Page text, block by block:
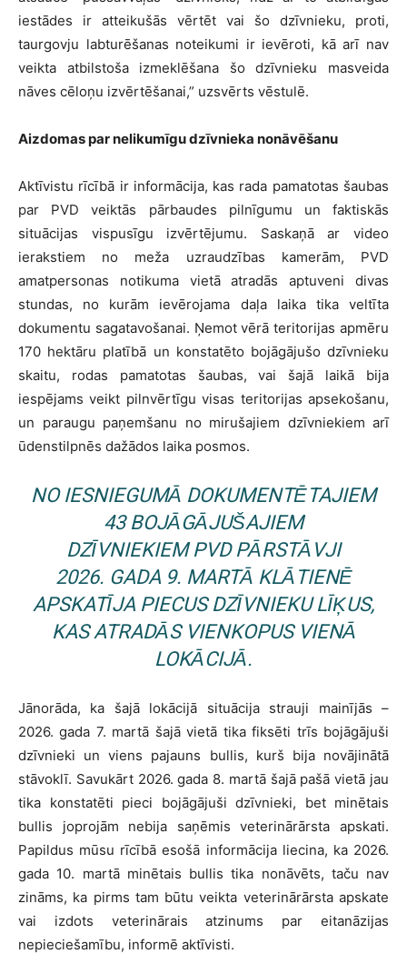
iestādes ir atteikušās vērtēt vai šo dzīvnieku, proti,
taurgovju labturēšanas noteikumi ir ievēroti, kā arī nav
veikta atbilstoša izmeklēšana šo dzīvnieku masveida
nāves cēloņu izvērtēšanai,” uzsvērts vēstulē.
Aizdomas par nelikumīgu dzīvnieka nonāvēšanu
Aktīvistu rīcībā ir informācija, kas rada pamatotas šaubas
par PVD veiktās pārbaudes pilnīgumu un faktiskās
situācijas vispusīgu izvērtējumu. Saskaņā ar video
ierakstiem no meža uzraudzības kamerām, PVD
amatpersonas notikuma vietā atradās aptuveni divas
stundas, no kurām ievērojama daļa laika tika veltīta
dokumentu sagatavošanai. Ņemot vērā teritorijas apmēru
170 hektāru platībā un konstatēto bojāgājušo dzīvnieku
skaitu, rodas pamatotas šaubas, vai šajā laikā bija
iespējams veikt pilnvērtīgu visas teritorijas apsekošanu,
un paraugu paņemšanu no mirušajiem dzīvniekiem arī
ūdenstilpnēs dažādos laika posmos.
NO IESNIEGUMĀ DOKUMENTĒTAJIEM
43 BOJĀGĀJUŠAJIEM
DZĪVNIEKIEM PVD PĀRSTĀVJI
2026. GADA 9. MARTĀ KLĀTIENĒ
APSKATĪJA PIECUS DZĪVNIEKU LĪĶUS,
KAS ATRADĀS VIENKOPUS VIENĀ
LOKĀCIJĀ.
Jānorāda, ka šajā lokācijā situācija strauji mainījās –
2026. gada 7. martā šajā vietā tika fiksēti trīs bojāgājuši
dzīvnieki un viens pajauns bullis, kurš bija novājinātā
stāvoklī. Savukārt 2026. gada 8. martā šajā pašā vietā jau
tika konstatēti pieci bojāgājuši dzīvnieki, bet minētais
bullis joprojām nebija saņēmis veterinārārsta apskati.
Papildus mūsu rīcībā esošā informācija liecina, ka 2026.
gada 10. martā minētais bullis tika nonāvēts, taču nav
zināms, ka pirms tam būtu veikta veterinārārsta apskate
vai izdots veterinārais atzinums par eitanāzijas
nepieciešamību, informē aktīvisti.